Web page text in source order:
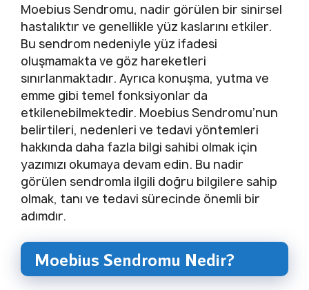
Moebius Sendromu, nadir görülen bir sinirsel
hastalıktır ve genellikle yüz kaslarını etkiler.
Bu sendrom nedeniyle yüz ifadesi
oluşmamakta ve göz hareketleri
sınırlanmaktadır. Ayrıca konuşma, yutma ve
emme gibi temel fonksiyonlar da
etkilenebilmektedir. Moebius Sendromu’nun
belirtileri, nedenleri ve tedavi yöntemleri
hakkında daha fazla bilgi sahibi olmak için
yazımızı okumaya devam edin. Bu nadir
görülen sendromla ilgili doğru bilgilere sahip
olmak, tanı ve tedavi sürecinde önemli bir
adımdır.
Moebius Sendromu Nedir?